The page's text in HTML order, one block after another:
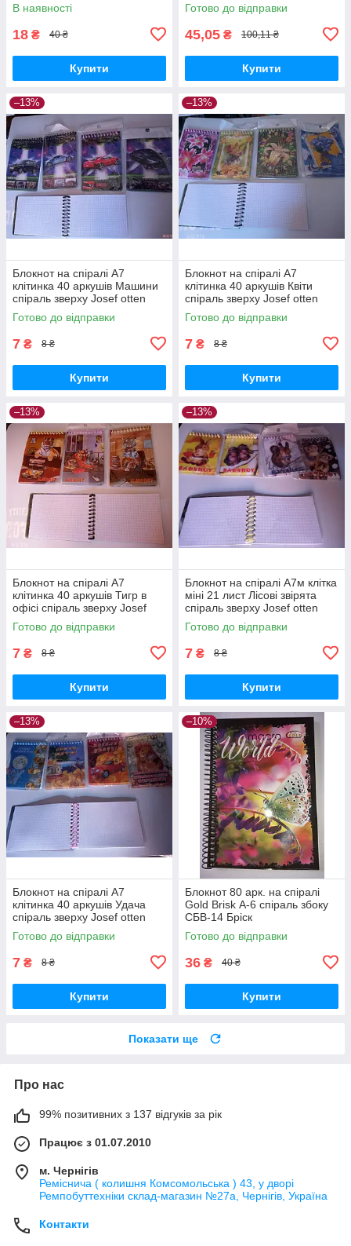
В наявності
18 ₴ 40 ₴
Купити
Готово до відправки
45,05 ₴ 100,11 ₴
Купити
–13%
Блокнот на спіралі А7
клітинка 40 аркушів Машини
спіраль зверху Josef otten
Готово до відправки
7 ₴ 8 ₴
Купити
–13%
Блокнот на спіралі А7
клітинка 40 аркушів Квіти
спіраль зверху Josef otten
Готово до відправки
7 ₴ 8 ₴
Купити
–13%
Блокнот на спіралі А7
клітинка 40 аркушів Тигр в
офісі спіраль зверху Josef
otten
Готово до відправки
7 ₴ 8 ₴
Купити
–13%
Блокнот на спіралі А7м клітка
міні 21 лист Лісові звірята
спіраль зверху Josef otten
Готово до відправки
7 ₴ 8 ₴
Купити
–13%
Блокнот на спіралі А7
клітинка 40 аркушів Удача
спіраль зверху Josef otten
Готово до відправки
7 ₴ 8 ₴
Купити
–10%
Блокнот 80 арк. на спіралі
Gold Brisk А-6 спіраль збоку
СБВ-14 Бріск
Готово до відправки
36 ₴ 40 ₴
Купити
Показати ще
Про нас
99% позитивних з 137 відгуків за рік
Працює з 01.07.2010
м. Чернігів
Реміснича ( колишня Комсомольська ) 43, у дворі
Ремпобуттехніки склад-магазин №27a, Чернігів, Україна
Контакти